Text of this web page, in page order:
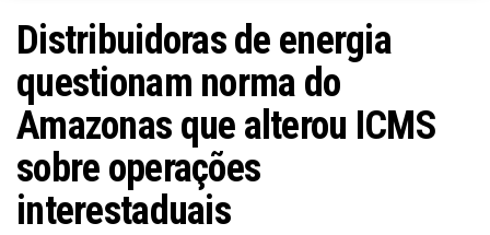
Distribuidoras de energia
questionam norma do
Amazonas que alterou ICMS
sobre operações
interestaduais